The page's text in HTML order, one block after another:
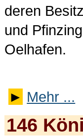
deren
und
Oelhafen.
► Mehr ...
146